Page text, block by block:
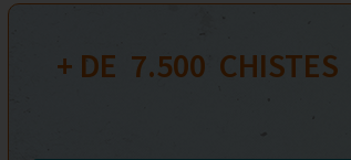
+ DE 7.500
  CHISTES